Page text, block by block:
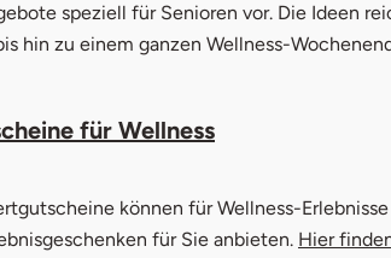
im Heilstollen
speziell für Senioren vor. Die Ideen
hin zu einem ganzen Wellness-
für Wellness
können für Wellness-
für Sie anbieten. Hier